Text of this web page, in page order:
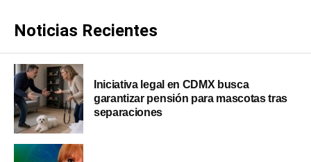
Noticias Recientes
Iniciativa legal en CDMX busca
garantizar pensión para mascotas tras
separaciones